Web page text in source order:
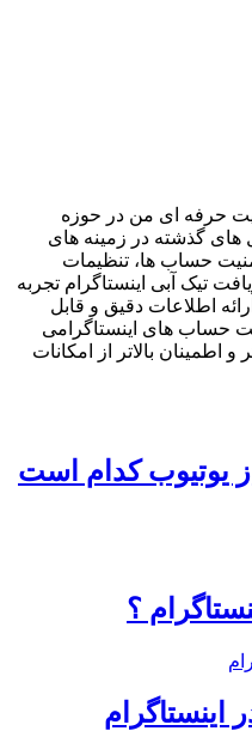
حرفه ای من در حوزه
گذشته در زمینه های
حساب ها، تنظیمات
تیک آبی اینستاگرام تجربه
اطلاعات دقیق و قابل
حساب های اینستاگرامی
و اطمینان بالاتر از امکانات
یوتیوب کدام است
؟